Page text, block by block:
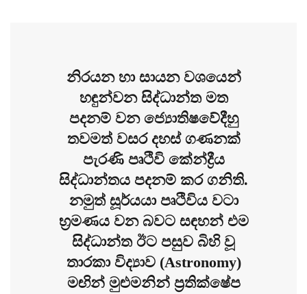
​නිරයන හා සායන වශයෙන්
හඳුන්වන සිද්ධාන්ත මත
පදනම් වන ජ්‍යොතිෂවේදීහු
තවමත් වසර දහස් ගණනක්
පැරණි පෘථිවි කේන්ද්‍රීය
සිද්ධාන්තය පදනම් කර ගනිති.
නමුත් සූර්යයා පෘථිවිය වටා
භ්‍රමණය වන බවට සඳහන් එම
සිද්ධාන්ත ඊට පසුව බිහි වූ
තාරකා විද්‍යාව (Astronomy)
මඟින් මුළුමනින් ප්‍රතික්ෂේප